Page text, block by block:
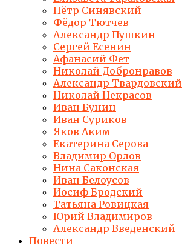
Пётр Синявский
Фёдор Тютчев
Александр Пушкин
Сергей Есенин
Афанасий Фет
Николай Добронравов
Александр Твардовский
Николай Некрасов
Иван Бунин
Иван Суриков
Яков Аким
Екатерина Серова
Владимир Орлов
Нина Саконская
Иван Белоусов
Иосиф Бродский
Татьяна Ровицкая
Юрий Владимиров
Александр Введенский
Повести